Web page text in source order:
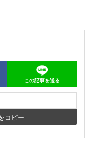
この記事を送る
コピー